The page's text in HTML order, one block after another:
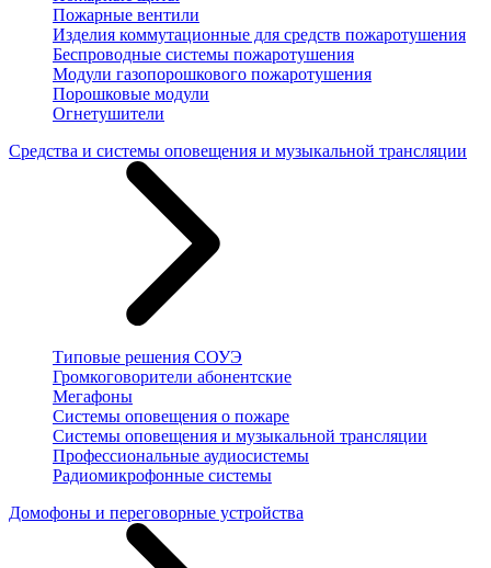
Пожарные вентили
Изделия коммутационные для средств пожаротушения
Беспроводные системы пожаротушения
Модули газопорошкового пожаротушения
Порошковые модули
Огнетушители
Средства и системы оповещения и музыкальной трансляции
Типовые решения СОУЭ
Громкоговорители абонентские
Мегафоны
Системы оповещения о пожаре
Системы оповещения и музыкальной трансляции
Профессиональные аудиосистемы
Радиомикрофонные системы
Домофоны и переговорные устройства